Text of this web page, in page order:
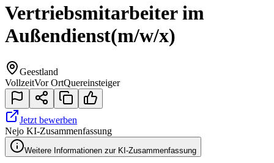
Vertriebsmitarbeiter im
Außendienst(m/w/x)
Geestland
VollzeitVor OrtQuereinsteiger
Jetzt bewerben
Nejo KI-Zusammenfassung
Weitere Informationen zur KI-Zusammenfassung